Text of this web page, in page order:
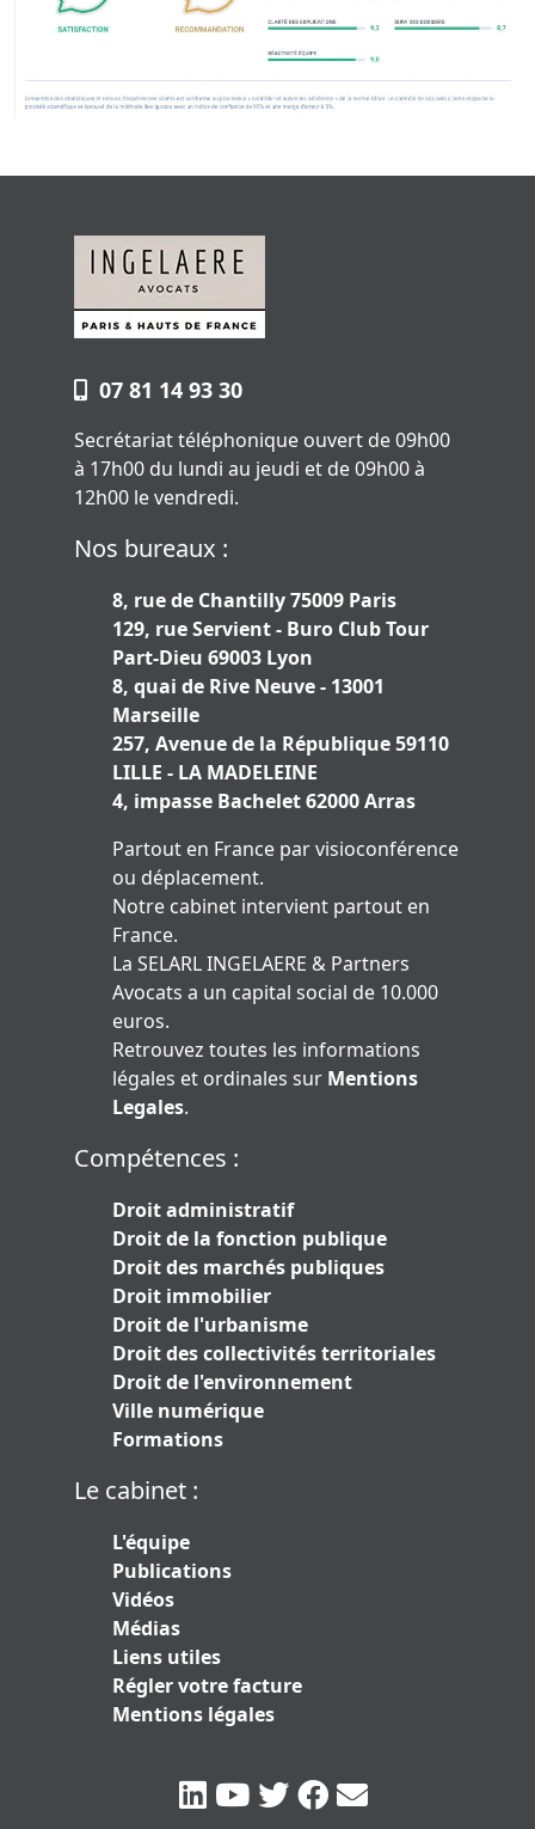
07 81 14 93 30
Secrétariat téléphonique ouvert de 09h00
à 17h00 du lundi au jeudi et de 09h00 à
12h00 le vendredi.
Nos bureaux :
8, rue de Chantilly 75009 Paris
129, rue Servient - Buro Club Tour
Part-Dieu 69003 Lyon
8, quai de Rive Neuve - 13001
Marseille
257, Avenue de la République 59110
LILLE - LA MADELEINE
4, impasse Bachelet 62000 Arras
Partout en France par visioconférence
ou déplacement.
Notre cabinet intervient partout en
France.
La SELARL INGELAERE & Partners
Avocats a un capital social de 10.000
euros.
Retrouvez toutes les informations
légales et ordinales sur Mentions
Legales.
Compétences :
Droit administratif
Droit de la fonction publique
Droit des marchés publiques
Droit immobilier
Droit de l'urbanisme
Droit des collectivités territoriales
Droit de l'environnement
Ville numérique
Formations
Le cabinet :
L'équipe
Publications
Vidéos
Médias
Liens utiles
Régler votre facture
Mentions légales